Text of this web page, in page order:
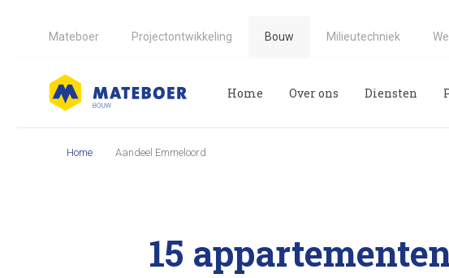
Mateboer Projectontwikkeling Bouw Milieutechniek
Home Over ons Diensten
Home Aandeel Emmeloord
15